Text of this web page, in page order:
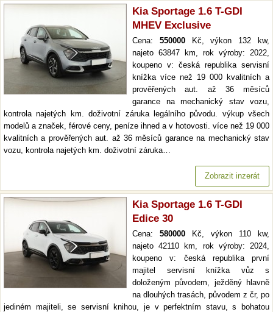
Kia Sportage 1.6 T-GDI
MHEV Exclusive
Cena: 550000Kč, výkon 132 kw,
najeto 63847 km, rok výroby: 2022,
koupeno v: česká republika servisní
knížka více než 19 000 kvalitních a
prověřených aut. až 36 měsíců
garance na mechanický stav vozu,
kontrola najetých km. doživotní záruka legálního původu. výkup všech
modelů a značek, férové ceny, peníze ihned a v hotovosti. více než 19 000
kvalitních a prověřených aut. až 36 měsíců garance na mechanický stav
vozu, kontrola najetých km. doživotní záruka…
Zobrazit inzerát
Kia Sportage 1.6 T-GDI
Edice 30
Cena: 580000 Kč, výkon 110 kw,
najeto 42110 km, rok výroby: 2024,
koupeno v: česká republika první
majitel servisní knížka vůz s
doloženým původem, ježděný hlavně
na dlouhých trasách, původem z čr, po
jediném majiteli, se servisní knihou, je v perfektním stavu, s bohatou